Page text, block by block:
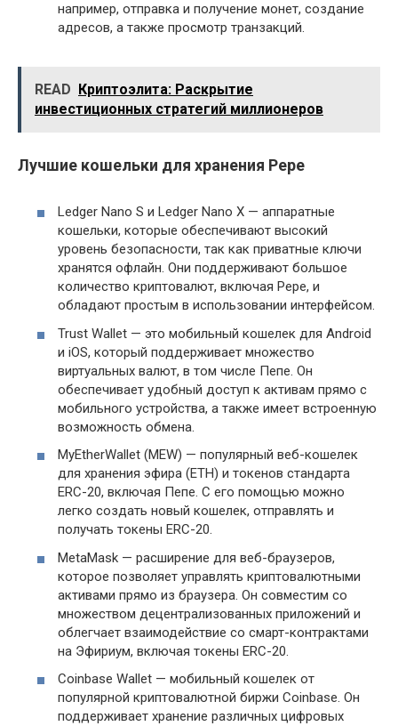
например, отправка и получение монет, создание
адресов, а также просмотр транзакций.
READ
Криптоэлита: Раскрытие
инвестиционных стратегий миллионеров
Лучшие кошельки для хранения Pepe
Ledger Nano S и Ledger Nano X — аппаратные
кошельки, которые обеспечивают высокий
уровень безопасности, так как приватные ключи
хранятся офлайн. Они поддерживают большое
количество криптовалют, включая Pepe, и
обладают простым в использовании интерфейсом.
Trust Wallet — это мобильный кошелек для Android
и iOS, который поддерживает множество
виртуальных валют, в том числе Пепе. Он
обеспечивает удобный доступ к активам прямо с
мобильного устройства, а также имеет встроенную
возможность обмена.
MyEtherWallet (MEW) — популярный веб-кошелек
для хранения эфира (ETH) и токенов стандарта
ERC-20, включая Пепе. С его помощью можно
легко создать новый кошелек, отправлять и
получать токены ERC-20.
MetaMask — расширение для веб-браузеров,
которое позволяет управлять криптовалютными
активами прямо из браузера. Он совместим со
множеством децентрализованных приложений и
облегчает взаимодействие со смарт-контрактами
на Эфириум, включая токены ERC-20.
Coinbase Wallet — мобильный кошелек от
популярной криптовалютной биржи Coinbase. Он
поддерживает хранение различных цифровых